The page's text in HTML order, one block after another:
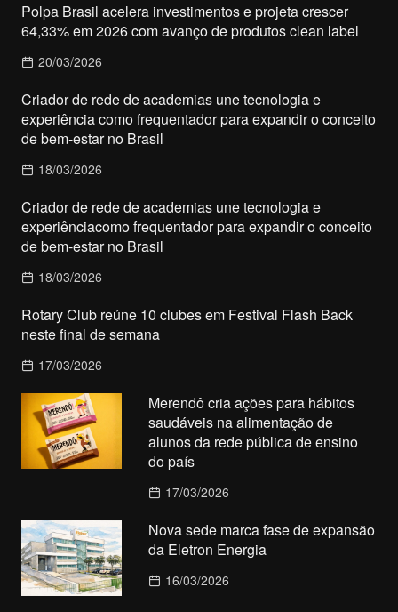
Polpa Brasil acelera investimentos e projeta crescer
64,33% em 2026 com avanço de produtos clean label
20/03/2026
Criador de rede de academias une tecnologia e
experiência como frequentador para expandir o conceito
de bem-estar no Brasil
18/03/2026
Criador de rede de academias une tecnologia e
experiênciacomo frequentador para expandir o conceito
de bem-estar no Brasil
18/03/2026
Rotary Club reúne 10 clubes em Festival Flash Back
neste final de semana
17/03/2026
Merendô cria ações para hábitos
saudáveis na alimentação de
alunos da rede pública de ensino
do país
17/03/2026
Nova sede marca fase de expansão
da Eletron Energia
16/03/2026